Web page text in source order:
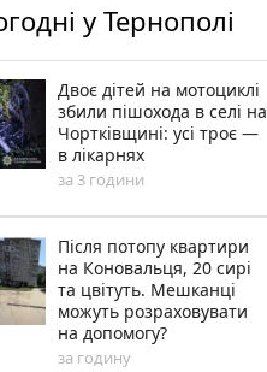
у Тернополі
Двоє дітей на мотоциклі
збили пішохода в селі на
Чортківщині: усі троє —
в лікарнях
за 3 години
Після потопу квартири
на Коновальця, 20 сирі
та цвітуть. Мешканці
можуть розраховувати
на допомогу?
за годину